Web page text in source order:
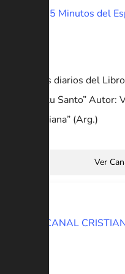
Textos diarios del
Espíritu Santo” Autor:
Claretiana” (Arg.)
Ver